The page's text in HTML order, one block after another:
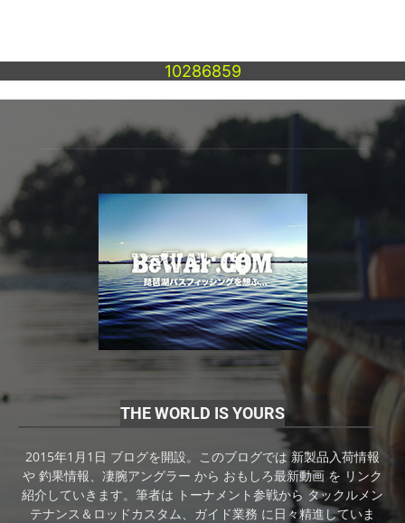
10286859
THE WORLD IS YOURS
2015年1月1日 ブログを開設。このブログでは 新製品入荷情報
や 釣果情報、凄腕アングラー から おもしろ最新動画 を リンク
紹介していきます。筆者は トーナメント参戦から タックルメン
テナンス＆ロッドカスタム、ガイド業務 に日々精進していま